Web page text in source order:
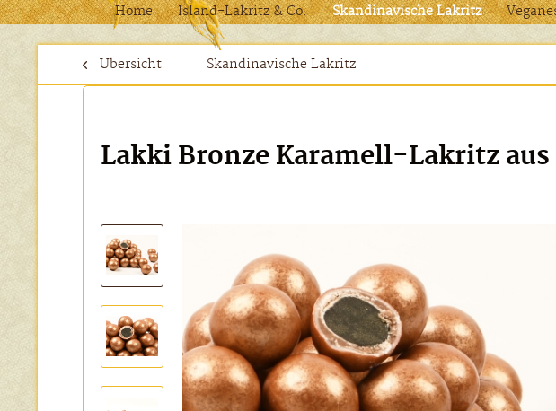
Home Island-Lakritz & Co. Skandinavische Lakritz
Übersicht Skandinavische Lakritz
Lakki Bronze Karamell-Lakritz aus